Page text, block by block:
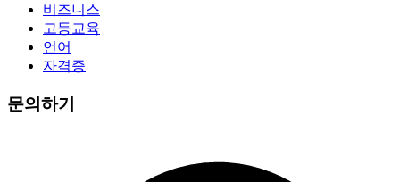
비즈니스
고등교육
언어
자격증
문의하기